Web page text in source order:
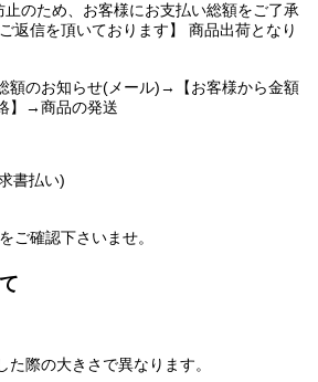
のため、お客様にお支払い総額をご了承
返信を頂いております】 商品出荷となり
のお知らせ(メール)→【お客様から金額
】→商品の発送
書払い)
確認下さいませ。
際の大きさで異なります。